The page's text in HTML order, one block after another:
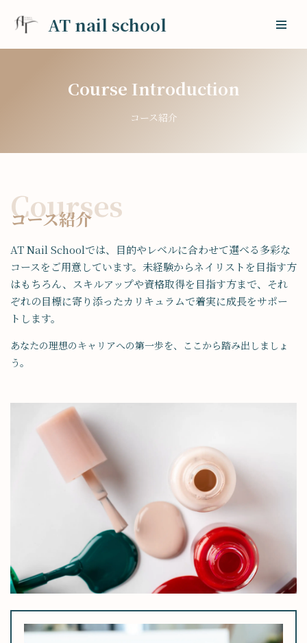
キ
AT nail school
Course Introduction
コース紹介
Courses
コース紹介
AT Nail Schoolでは、目的やレベルに合わせて選べる多彩な
コースをご用意しています。未経験からネイリストを目指す方
はもちろん、スキルアップや資格取得を目指す方まで、それ
ぞれの目標に寄り添ったカリキュラムで着実に成長をサポー
トします。
あなたの理想のキャリアへの第一歩を、ここから踏み出しましょ
う。